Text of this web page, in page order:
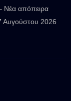
Νέα απόπειρα
Αυγούστου 2026